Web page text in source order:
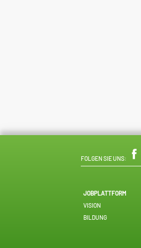
FOLGEN SIE UNS:
JOBPLATTFORM
VISION
BILDUNG